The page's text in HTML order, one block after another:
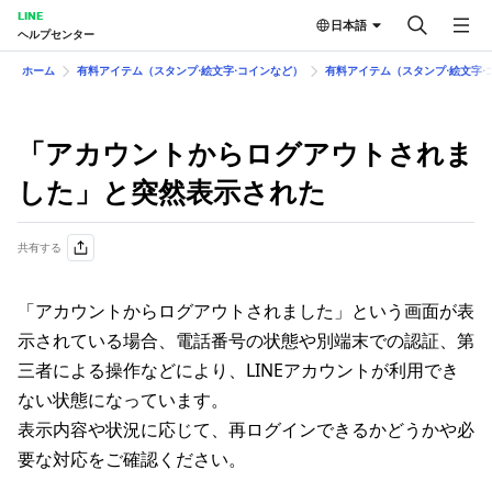
LINE
ヘルプセンター
日本語
ホーム 有料アイテム（スタンプ⋅絵文字⋅コインなど） 有料アイテム（スタンプ⋅絵文字⋅
「アカウントからログアウトされま
した」と突然表示された
共有する
「アカウントからログアウトされました」という画面が表
示されている場合、電話番号の状態や別端末での認証、第
三者による操作などにより、LINEアカウントが利用でき
ない状態になっています。
表示内容や状況に応じて、再ログインできるかどうかや必
要な対応をご確認ください。